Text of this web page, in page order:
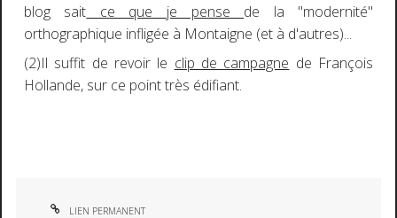
blog sait ce que je pense de la "modernité"
orthographique infligée à Montaigne (et à d'autres)...
(2)Il suffit de revoir le clip de campagne de François
Hollande, sur ce point très édifiant.
LIEN PERMANENT